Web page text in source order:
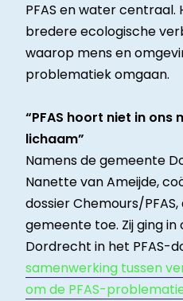
PFAS en water
bredere ecologische
waarop mens en
problematiek omgaan.
“PFAS hoort niet in ons
lichaam”
Namens de gemeente
Nanette van Ameijde,
dossier Chemours/
gemeente toe. Zij ging in
Dordrecht in het PFAS-
samenwerking tussen
om de PFAS-